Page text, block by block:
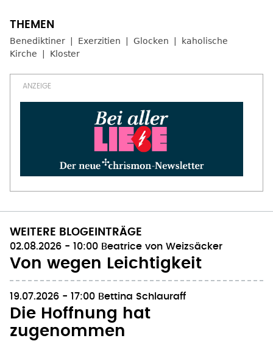
Benediktiner Exerzitien Glocken
kaholische
Kirche
Kloster
WEITERE BLOGEINTRÄGE
02.08.2026 - 10:00 Beatrice von Weizsäcker
Von wegen Leichtigkeit
19.07.2026 - 17:00 Bettina Schlauraff
Die Hoffnung hat
zugenommen